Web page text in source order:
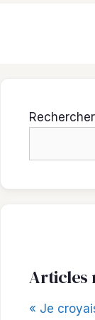
Rechercher
Articles
« Je